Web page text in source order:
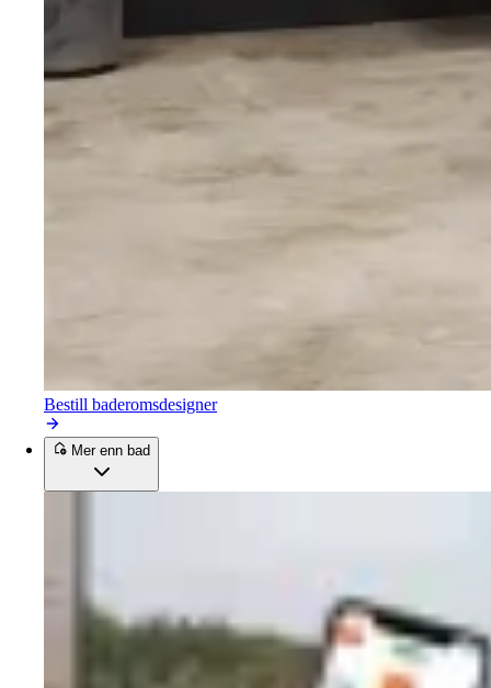
Bestill baderomsdesigner
Mer enn bad